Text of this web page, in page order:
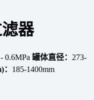
器
0.6MPa 罐体直径： 273-
185-1400mm